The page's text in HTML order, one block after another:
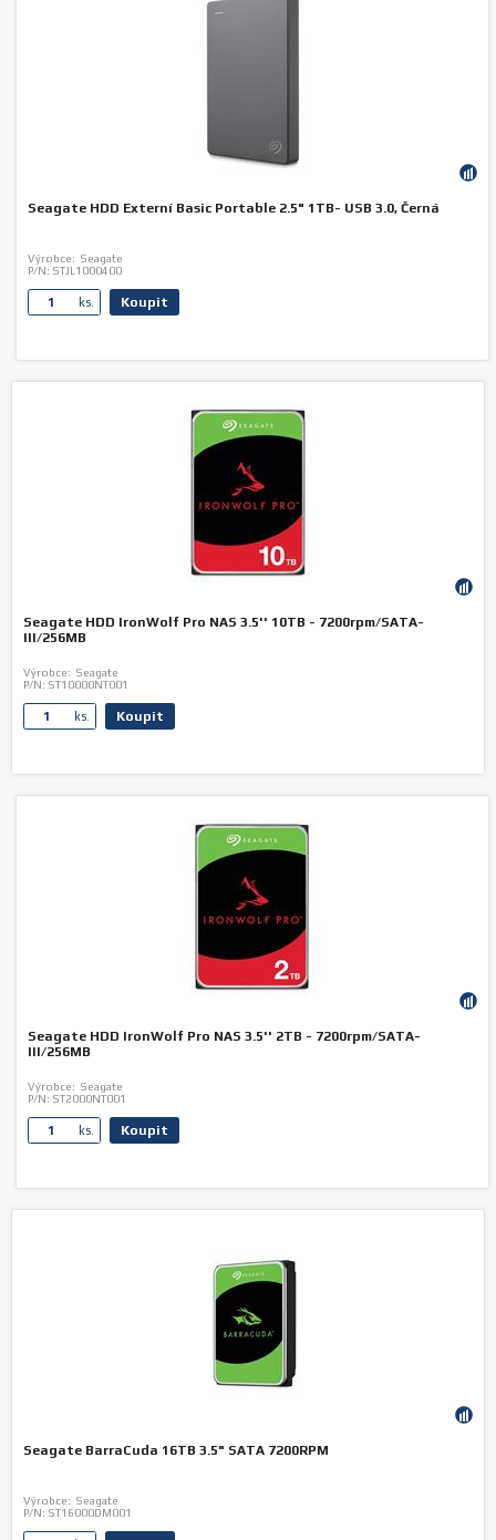
Seagate HDD Externí Basic Portable 2.5" 1TB- USB 3.0, Černá
Výrobce: Seagate
P/N: STJL1000400
ks. Koupit
Seagate HDD IronWolf Pro NAS 3.5'' 10TB - 7200rpm/SATA-
III/256MB
Výrobce: Seagate
P/N: ST10000NT001
ks. Koupit
Seagate HDD IronWolf Pro NAS 3.5'' 2TB - 7200rpm/SATA-
III/256MB
Výrobce: Seagate
P/N: ST2000NT001
ks. Koupit
Seagate BarraCuda 16TB 3.5" SATA 7200RPM
Výrobce: Seagate
P/N: ST16000DM001